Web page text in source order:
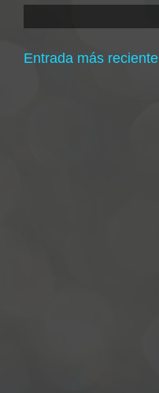
Entrada más reciente